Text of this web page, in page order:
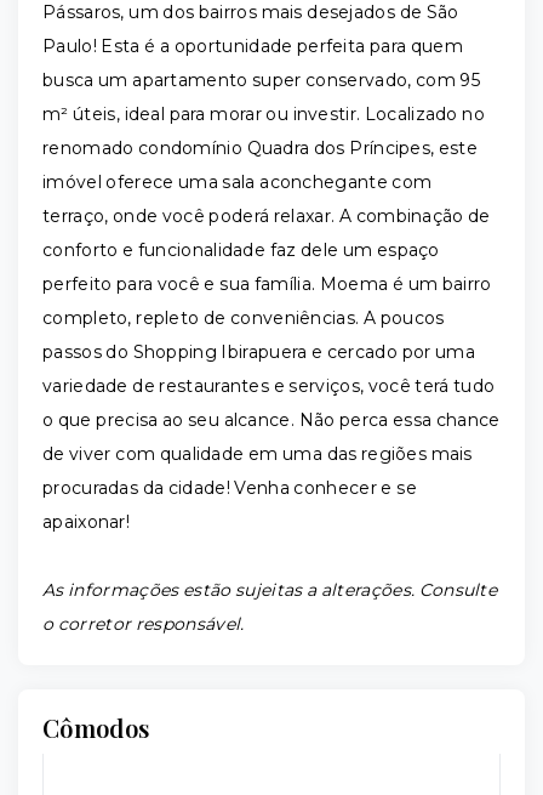
Pássaros, um dos bairros mais desejados de São
Paulo! Esta é a oportunidade perfeita para quem
busca um apartamento super conservado, com 95
m² úteis, ideal para morar ou investir. Localizado no
renomado condomínio Quadra dos Príncipes, este
imóvel oferece uma sala aconchegante com
terraço, onde você poderá relaxar. A combinação de
conforto e funcionalidade faz dele um espaço
perfeito para você e sua família. Moema é um bairro
completo, repleto de conveniências. A poucos
passos do Shopping Ibirapuera e cercado por uma
variedade de restaurantes e serviços, você terá tudo
o que precisa ao seu alcance. Não perca essa chance
de viver com qualidade em uma das regiões mais
procuradas da cidade! Venha conhecer e se
apaixonar!
As informações estão sujeitas a alterações. Consulte
o corretor responsável.
Cômodos